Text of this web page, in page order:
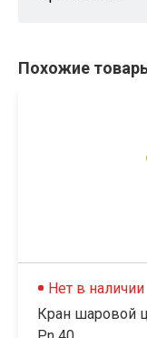
Похожие
Нет в наличии
Кран шаровой